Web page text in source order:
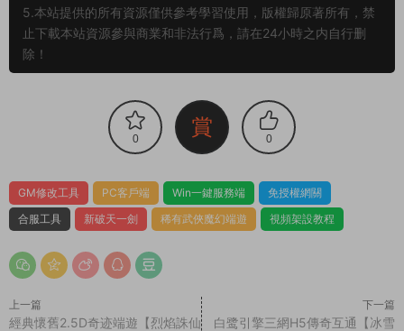
5.本站提供的所有資源僅供參考學習使用，版權歸原著所有，禁
止下載本站資源參與商業和非法行爲，請在24小時之内自行删
除！
0 賞 0
GM修改工具 PC客戶端 Win一鍵服務端
免授權網關
合服工具
新破天一劍 稀有武俠魔幻端遊 視頻架設教程
上一篇
經典懷舊2.5D奇迹端遊【烈焰誅仙
下一篇
白鹭引擎三網H5傳奇互通【冰雪